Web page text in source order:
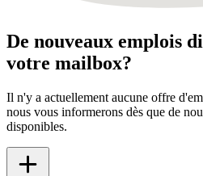
De nouveaux emplois
votre mailbox?
Il n'y a actuellement aucune offre
nous vous informerons dès que de
disponibles.